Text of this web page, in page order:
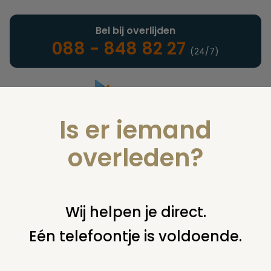
Landelijke uitvaartonderneming
Bel bij overlijden
088 - 848 82 27 (24/7)
U bent hier: home juridisch begraven graf overschrijven
grafrecht overname in stieffamilie
Is er iemand
overleden?
Wij helpen je direct.
Eén telefoontje is voldoende.